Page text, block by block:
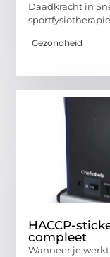
Daadkracht in
Gezondheid
HACCP-
compleet
Wanneer je